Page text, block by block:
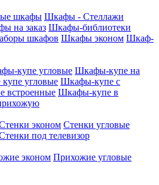
шкафы Шкафы - Стеллажи
на заказ Шкафы-библиотеки
шкафов Шкафы эконом Шкаф-
купе угловые Шкафы-купе на
угловые Шкафы-купе с
встроенные Шкафы-купе в
эконом Стенки угловые
под телевизор
эконом Прихожие угловые